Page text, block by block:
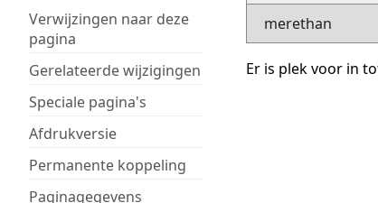
Verwijzingen naar deze
pagina
Gerelateerde wijzigingen
Speciale pagina's
Afdrukversie
Permanente koppeling
Paginagegevens
merethan
Er is plek voor in